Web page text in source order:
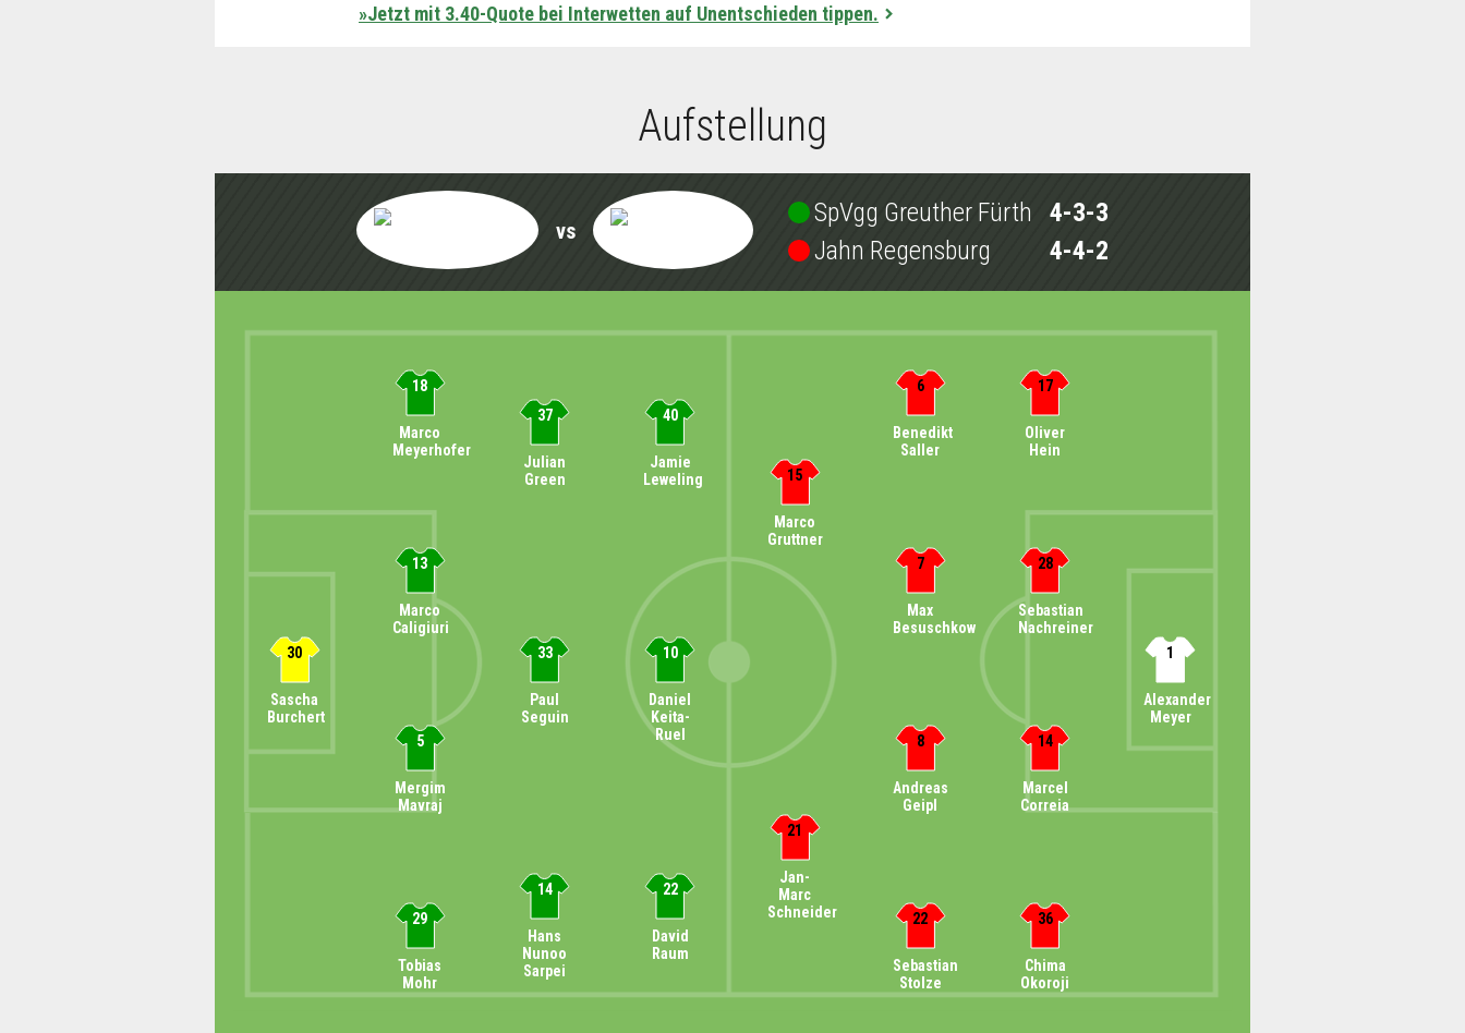
»Jetzt mit 3.40-Quote bei Interwetten auf Unentschieden tippen.
Aufstellung
vs
SpVgg Greuther Fürth
Jahn Regensburg
4-3-3
4-4-2
30
Sascha
Burchert
18
Marco
Meyerhofer
13
Marco
Caligiuri
5
Mergim
Mavraj
29
Tobias
Mohr
37
Julian
Green
33
Paul
Seguin
14
Hans
Nunoo
Sarpei
40
Jamie
Leweling
10
Daniel
Keita-
Ruel
22
David
Raum
15
Marco
Gruttner
21
Jan-
Marc
Schneider
6
Benedikt
Saller
7
Max
Besuschkow
8
Andreas
Geipl
22
Sebastian
Stolze
17
Oliver
Hein
28
Sebastian
Nachreiner
14
Marcel
Correia
36
Chima
Okoroji
1
Alexander
Meyer